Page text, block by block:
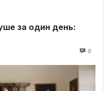
за один день:
0